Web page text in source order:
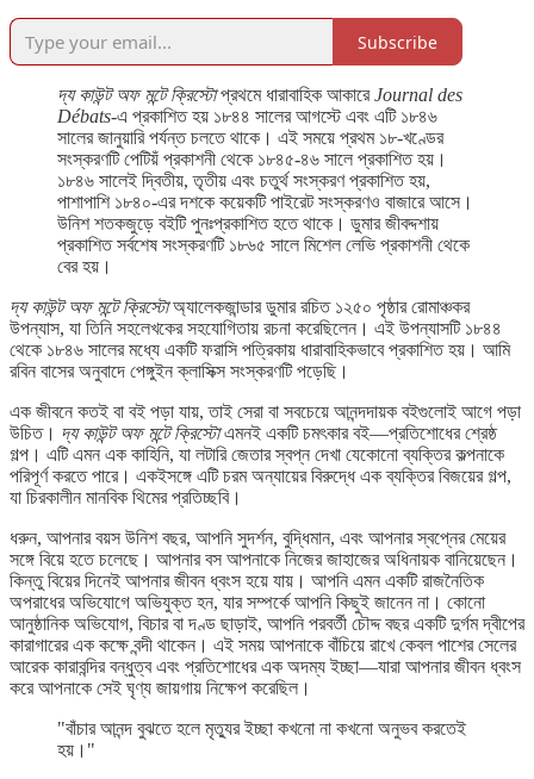
Subscribe
দ্য কাউন্ট অফ মন্টে ক্রিস্টোপ্রথমে ধারাবাহিক আকারেJournal des
Débats-এ প্রকাশিত হয় ১৮৪৪ সালের আগস্টে এবং এটি ১৮৪৬
সালের জানুয়ারি পর্যন্ত চলতে থাকে। এই সময়ে প্রথম ১৮-খণ্ডের
সংস্করণটি পেটিয়ঁ প্রকাশনী থেকে ১৮৪৫-৪৬ সালে প্রকাশিত হয়।
১৮৪৬ সালেই দ্বিতীয়, তৃতীয় এবং চতুর্থ সংস্করণ প্রকাশিত হয়,
পাশাপাশি ১৮৪০-এর দশকে কয়েকটি পাইরেট সংস্করণও বাজারে আসে।
উনিশ শতকজুড়ে বইটি পুনঃপ্রকাশিত হতে থাকে। ডুমার জীবদ্দশায়
প্রকাশিত সর্বশেষ সংস্করণটি ১৮৬৫ সালে মিশেল লেভি প্রকাশনী থেকে
বের হয়।
দ্য কাউন্ট অফ মন্টে ক্রিস্টোঅ্যালেকজান্ডার ডুমার রচিত ১২৫০ পৃষ্ঠার রোমাঞ্চকর
উপন্যাস, যা তিনি সহলেখকের সহযোগিতায় রচনা করেছিলেন। এই উপন্যাসটি ১৮৪৪
থেকে ১৮৪৬ সালের মধ্যে একটি ফরাসি পত্রিকায় ধারাবাহিকভাবে প্রকাশিত হয়। আমি
রবিন বাসের অনুবাদে পেঙ্গুইন ক্লাসিক্স সংস্করণটি পড়েছি।
এক জীবনে কতই বা বই পড়া যায়, তাই সেরা বা সবচেয়ে আনন্দদায়ক বইগুলোই আগে পড়া
উচিত। দ্য কাউন্ট অফ মন্টে ক্রিস্টোএমনই একটি চমৎকার বই—প্রতিশোধের শ্রেষ্ঠ
গল্প। এটি এমন এক কাহিনি, যা লটারি জেতার স্বপ্ন দেখা যেকোনো ব্যক্তির কল্পনাকে
পরিপূর্ণ করতে পারে। একইসঙ্গে এটি চরম অন্যায়ের বিরুদ্ধে এক ব্যক্তির বিজয়ের গল্প,
যা চিরকালীন মানবিক থিমের প্রতিচ্ছবি।
ধরুন, আপনার বয়স উনিশ বছর, আপনি সুদর্শন, বুদ্ধিমান, এবং আপনার স্বপ্নের মেয়ের
সঙ্গে বিয়ে হতে চলেছে। আপনার বস আপনাকে নিজের জাহাজের অধিনায়ক বানিয়েছেন।
কিন্তু বিয়ের দিনেই আপনার জীবন ধ্বংস হয়ে যায়। আপনি এমন একটি রাজনৈতিক
অপরাধের অভিযোগে অভিযুক্ত হন, যার সম্পর্কে আপনি কিছুই জানেন না। কোনো
আনুষ্ঠানিক অভিযোগ, বিচার বা দণ্ড ছাড়াই, আপনি পরবর্তী চৌদ্দ বছর একটি দুর্গম দ্বীপের
কারাগারের এক কক্ষে বন্দী থাকেন। এই সময় আপনাকে বাঁচিয়ে রাখে কেবল পাশের সেলের
আরেক কারাবন্দির বন্ধুত্ব এবং প্রতিশোধের এক অদম্য ইচ্ছা—যারা আপনার জীবন ধ্বংস
করে আপনাকে সেই ঘৃণ্য জায়গায় নিক্ষেপ করেছিল।
"বাঁচার আনন্দ বুঝতে হলে মৃত্যুর ইচ্ছা কখনো না কখনো অনুভব করতেই
হয়।"